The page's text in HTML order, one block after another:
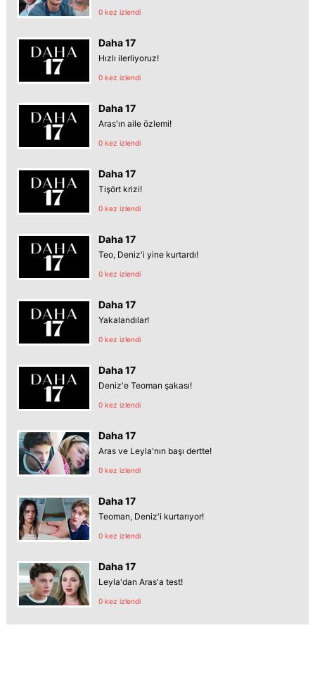
0 kez izlendi
Daha 17
Hızlı ilerliyoruz!
0 kez izlendi
Daha 17
Aras'ın aile özlemi!
0 kez izlendi
Daha 17
Tişört krizi!
0 kez izlendi
Daha 17
Teo, Deniz'i yine kurtardı!
0 kez izlendi
Daha 17
Yakalandılar!
0 kez izlendi
Daha 17
Deniz'e Teoman şakası!
0 kez izlendi
Daha 17
Aras ve Leyla'nın başı dertte!
0 kez izlendi
Daha 17
Teoman, Deniz'i kurtarıyor!
0 kez izlendi
Daha 17
Leyla'dan Aras'a test!
0 kez izlendi